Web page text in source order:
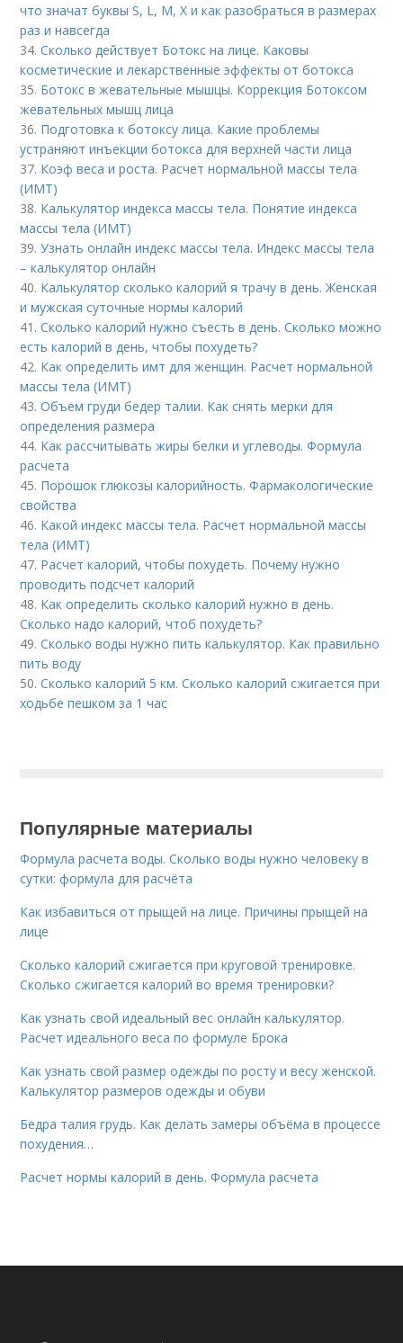
что значат буквы S, L, M, X и как разобраться в размерах
раз и навсегда
34.Сколько действует Ботокс на лице. Каковы
косметические и лекарственные эффекты от ботокса
35. Ботокс в жевательные мышцы. Коррекция Ботоксом
жевательных мышц лица
36. Подготовка к ботоксу лица. Какие проблемы
устраняют инъекции ботокса для верхней части лица
37. Коэф веса и роста. Расчет нормальной массы тела
(ИМТ)
38. Калькулятор индекса массы тела. Понятие индекса
массы тела (ИМТ)
39.Узнать онлайн индекс массы тела. Индекс массы тела
– калькулятор онлайн
40. Калькулятор сколько калорий я трачу в день. Женская
и мужская суточные нормы калорий
41.Сколько калорий нужно съесть в день. Сколько можно
есть калорий в день, чтобы похудеть?
42. Как определить имт для женщин. Расчет нормальной
массы тела (ИМТ)
43.Объем груди бедер талии. Как снять мерки для
определения размера
44. Как рассчитывать жиры белки и углеводы. Формула
расчета
45. Порошок глюкозы калорийность. Фармакологические
свойства
46. Какой индекс массы тела. Расчет нормальной массы
тела (ИМТ)
47. Расчет калорий, чтобы похудеть. Почему нужно
проводить подсчет калорий
48. Как определить сколько калорий нужно в день.
Сколько надо калорий, чтоб похудеть?
49.Сколько воды нужно пить калькулятор. Как правильно
пить воду
50.Сколько калорий 5 км. Сколько калорий сжигается при
ходьбе пешком за 1 час
Популярные материалы
Формула расчета воды. Сколько воды нужно человеку в
сутки: формула для расчёта
Как избавиться от прыщей на лице. Причины прыщей на
лице
Сколько калорий сжигается при круговой тренировке.
Сколько сжигается калорий во время тренировки?
Как узнать свой идеальный вес онлайн калькулятор.
Расчет идеального веса по формуле Брока
Как узнать свой размер одежды по росту и весу женской.
Калькулятор размеров одежды и обуви
Бедра талия грудь. Как делать замеры объёма в процессе
похудения…
Расчет нормы калорий в день. Формула расчета